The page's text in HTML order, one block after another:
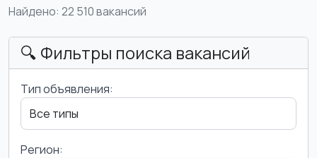
Найдено: 22 510 вакансий
🔍 Фильтры поиска вакансий
Тип объявления:
Регион: